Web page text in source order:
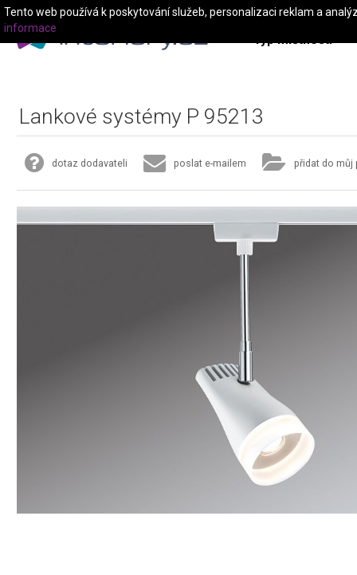
Typ místnosti
Lankové systémy P 95213
dotaz dodavateli poslat e-mailem přidat do můj
Tento web používá k poskytování služeb, personalizaci reklam a
informace